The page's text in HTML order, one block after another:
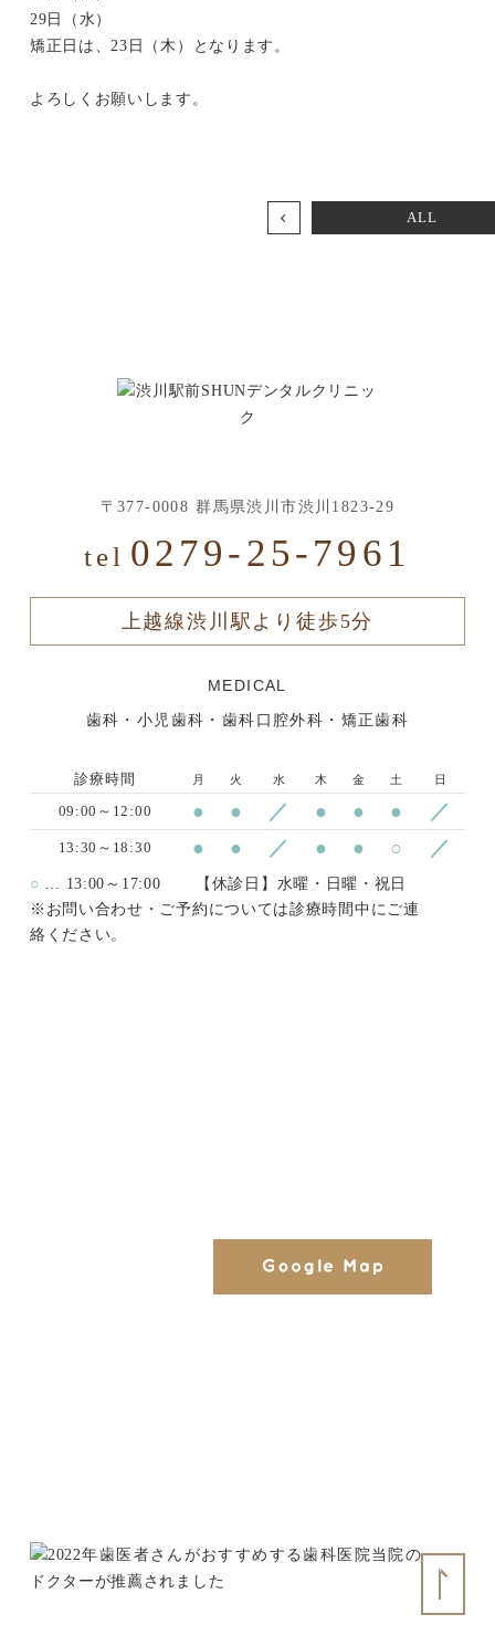
29日（水）
矯正日は、23日（木）となります。
よろしくお願いします。
ALL
〒377-0008 群馬県渋川市渋川1823-29
tel 0279-25-7961
上越線渋川駅より徒歩5分
MEDICAL
歯科・小児歯科・歯科口腔外科・矯正歯科
診療時間 月 火 水 木 金 土 日
09:00～12:00 ● ● ／ ● ● ● ／
13:30～18:30 ● ● ／ ● ● ○ ／
○ … 13:00～17:00
【休診日】水曜・日曜・祝日
※お問い合わせ・ご予約については診療時間中にご連
絡ください。